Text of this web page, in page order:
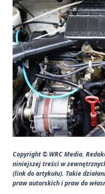
Copyright © WRC Media.
niniejszej treści w
(link do artykułu). Takie
praw autorskich i praw do